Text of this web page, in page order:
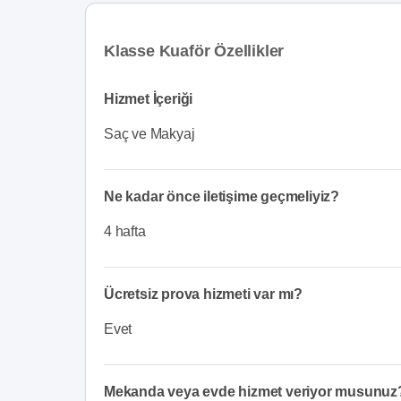
Klasse Kuaför Özellikler
Hizmet İçeriği
Saç ve Makyaj
Ne kadar önce iletişime geçmeliyiz?
4 hafta
Ücretsiz prova hizmeti var mı?
Evet
Mekanda veya evde hizmet veriyor